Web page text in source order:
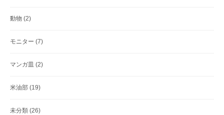
動物 (2)
モニター (7)
マンガ皿 (2)
米油部 (19)
未分類 (26)